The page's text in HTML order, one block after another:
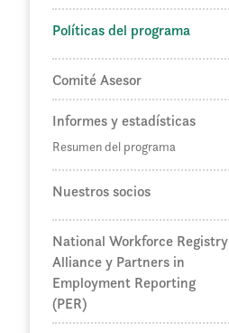
Políticas del programa
Comité Asesor
Informes y estadísticas
Resumen del programa
Nuestros socios
National Workforce Registry
Alliance y Partners in
Employment Reporting
(PER)